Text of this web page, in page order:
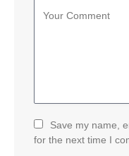
Save my name,
for the next time I